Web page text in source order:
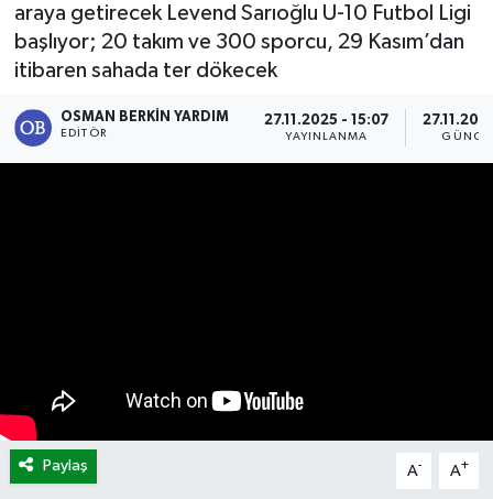
araya getirecek Levend Sarıoğlu U-10 Futbol Ligi
başlıyor; 20 takım ve 300 sporcu, 29 Kasım’dan
itibaren sahada ter dökecek
OSMAN BERKIN YARDIM
EDITÖR
27.11.2025 - 15:07
YAYINLANMA
Paylaş A- A+